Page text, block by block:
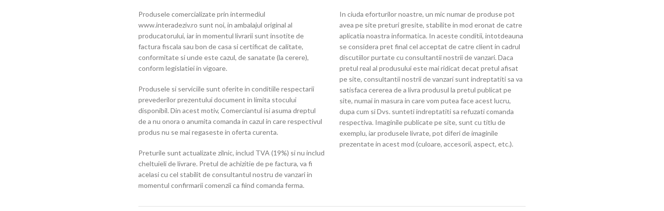
Produsele comercializate prin intermediul
www.interadeziv.ro sunt noi, in ambalajul original al
producatorului, iar in momentul livrarii sunt insotite de
factura fiscala sau bon de casa si certificat de calitate,
conformitate si unde este cazul, de sanatate (la cerere),
conform legislatiei in vigoare.
Produsele si serviciile sunt oferite in conditiile respectarii
prevederilor prezentului document in limita stocului
disponibil. Din acest motiv, Comerciantul isi asuma dreptul
de a nu onora o anumita comanda in cazul in care respectivul
produs nu se mai regaseste in oferta curenta.
Preturile sunt actualizate zilnic, includ TVA (19%) si nu includ
cheltuieli de livrare. Pretul de achizitie de pe factura, va fi
acelasi cu cel stabilit de consultantul nostru de vanzari in
momentul confirmarii comenzii ca fiind comanda ferma.
In ciuda eforturilor noastre, un mic numar de produse pot
avea pe site preturi gresite, stabilite in mod eronat de catre
aplicatia noastra informatica. In aceste conditii, intotdeauna
se considera pret final cel acceptat de catre client in cadrul
discutiilor purtate cu consultantii nostrii de vanzari. Daca
pretul real al produsului este mai ridicat decat pretul afisat
pe site, consultantii nostrii de vanzari sunt indreptatiti sa va
satisfaca cererea de a livra produsul la pretul publicat pe
site, numai in masura in care vom putea face acest lucru,
dupa cum si Dvs. sunteti indreptatiti sa refuzati comanda
respectiva. Imaginile publicate pe site, sunt cu titlu de
exemplu, iar produsele livrate, pot diferi de imaginile
prezentate in acest mod (culoare, accesorii, aspect, etc.).